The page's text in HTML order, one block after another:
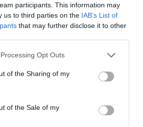
participants. This information may
us to third parties on the IAB’s List of
that may further disclose it to other
Opt Outs
of the Sharing of my
of the Sale of my
Nike